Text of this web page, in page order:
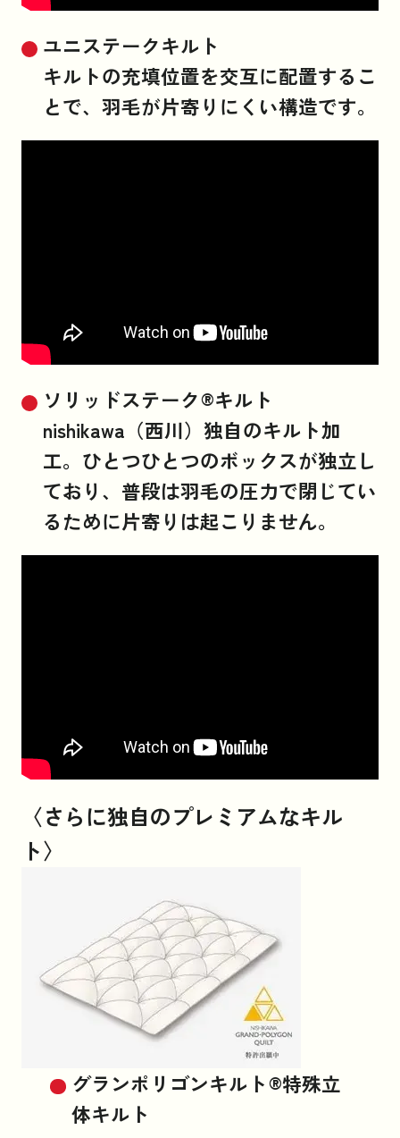
ユニステークキルト
キルトの充填位置を交互に配置するこ
とで、羽毛が片寄りにくい構造です。
ソリッドステーク®キルト
nishikawa（西川）独自のキルト加
工。ひとつひとつのボックスが独立し
ており、普段は羽毛の圧力で閉じてい
るために片寄りは起こりません。
〈さらに独自のプレミアムなキル
ト〉
グランポリゴンキルト®特殊立
体キルト